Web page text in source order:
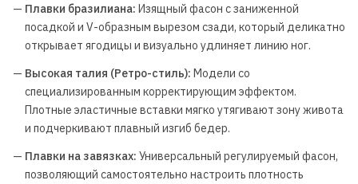
— Плавки бразилиана: Изящный фасон с заниженной
посадкой и V-образным вырезом сзади, который деликатно
открывает ягодицы и визуально удлиняет линию ног.
— Высокая талия (Ретро-стиль): Модели со
специализированным корректирующим эффектом.
Плотные эластичные вставки мягко утягивают зону живота
и подчеркивают плавный изгиб бедер.
— Плавки на завязках: Универсальный регулируемый фасон,
позволяющий самостоятельно настроить плотность